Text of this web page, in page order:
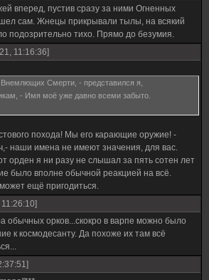
вперед, пустив сразу за ними Огненных
сам. Жнецы прикрывали тылы, на всякий
подозрительно тихо. Прямо до безумия.
11:16:36]
Смерти, - представился я,
- Имя моё уже давно всеми забыто.
похода! Мы его карающие оружие! -
наши имена не имеют значения, для вас.
орден я ни разу не слышал за пять сотен лет
было вполне обычной реакцией на всё.
ещё пригодиться.
обычных орков...скокро в варпе можно было
к космодесанту. Да похоже их там всё